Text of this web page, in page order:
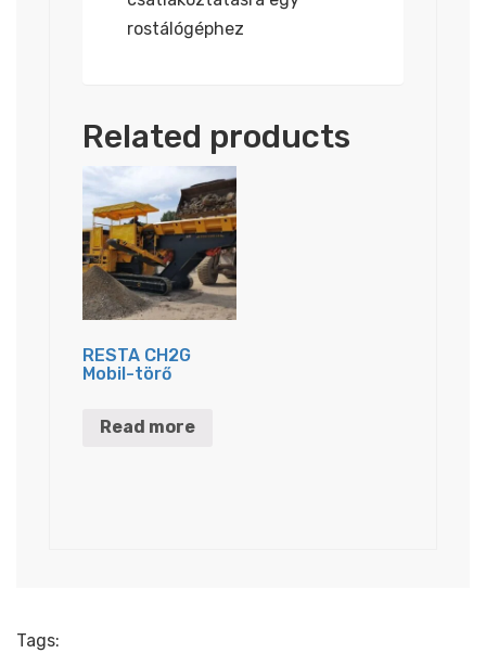
rostálógéphez
Related products
RESTA CH2G
Mobil-törő
Read more
Tags: